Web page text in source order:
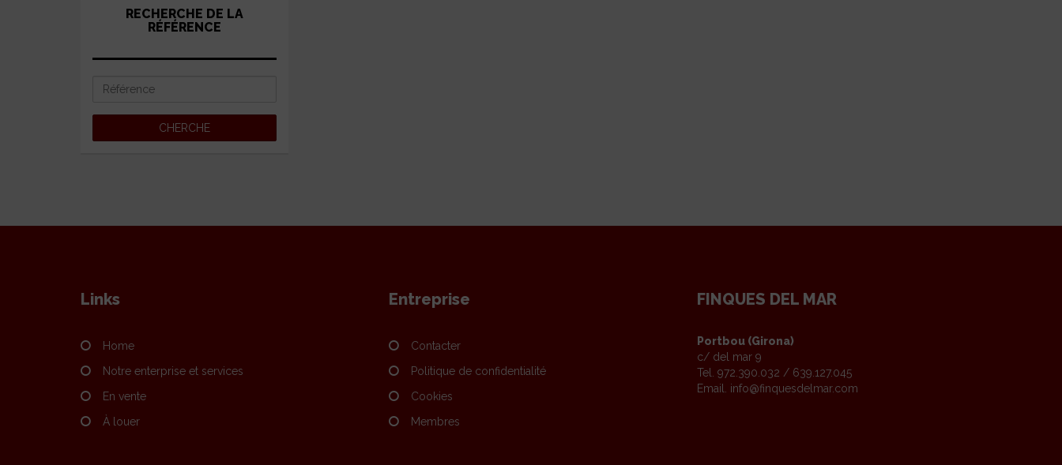
RECHERCHE DE LA
RÉFÉRENCE
Links
Home
Notre enterprise et services
En vente
À louer
Entreprise
Contacter
Politique de confidentialité
Cookies
Membres
FINQUES DEL MAR
Portbou (Girona)
c/ del mar 9
Tel. 972.390.032 / 639.127.045
Email. info@finquesdelmar.com